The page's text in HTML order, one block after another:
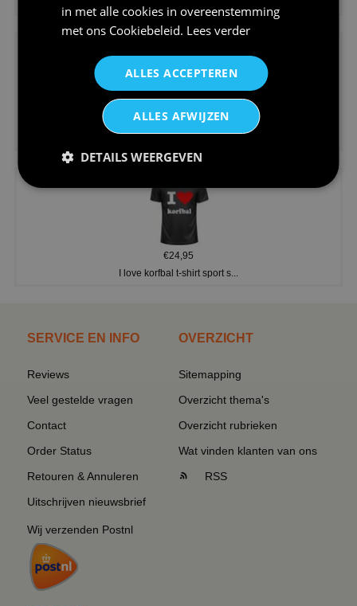
€24,95
€24,95
I love korfbal t-shirt sport s...
SERVICE EN INFO
Reviews
Veel gestelde vragen
Contact
Order Status
Retouren & Annuleren
Uitschrijven nieuwsbrief
Wij verzenden Postnl
OVERZICHT
Sitemapping
Overzicht thema's
Overzicht rubrieken
Wat vinden klanten van ons
RSS
in met alle cookies in overeenstemming
met ons Cookiebeleid. Lees verder
ALLES ACCEPTEREN
ALLES AFWIJZEN
DETAILS WEERGEVEN